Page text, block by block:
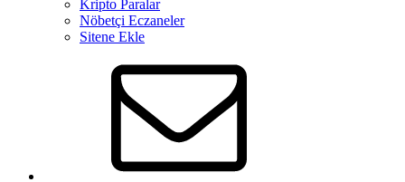
Kripto Paralar
Nöbetçi Eczaneler
Sitene Ekle